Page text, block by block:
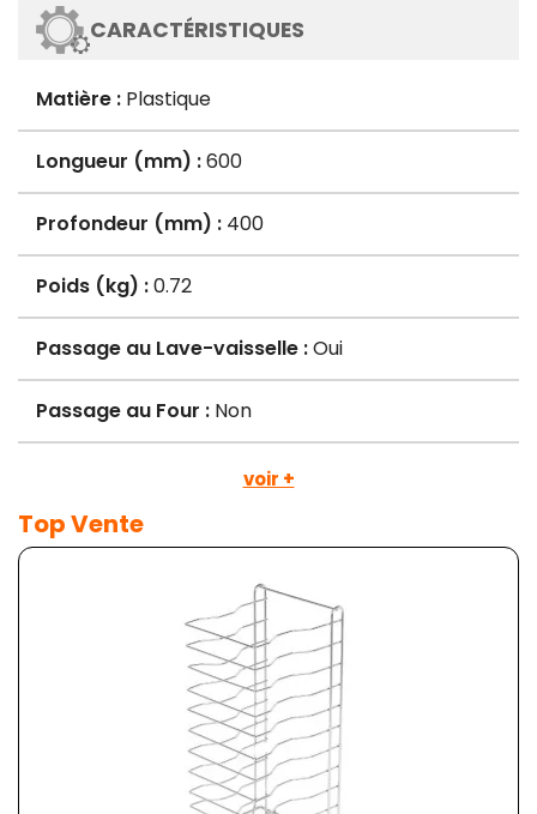
CARACTÉRISTIQUES
Matière : Plastique
Longueur (mm) :600
Profondeur (mm) : 400
Poids (kg) :0.72
Passage au Lave-vaisselle :Oui
Passage au Four : Non
voir +
Top Vente